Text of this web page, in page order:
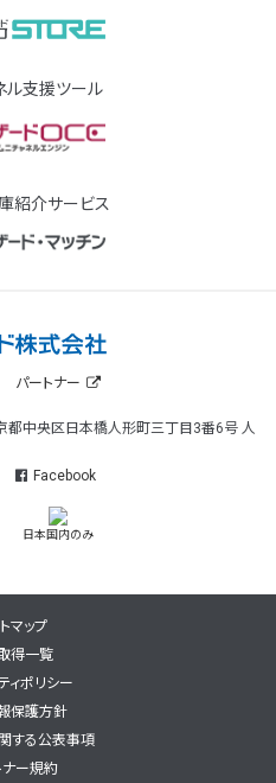
ル支援ツール
紹介サービス
パートナー
中央区日本橋人形町三丁目3番6号 人
Facebook
日本国内のみ
マップ
得一覧
ィポリシー
保護方針
する公表事項
ナー規約